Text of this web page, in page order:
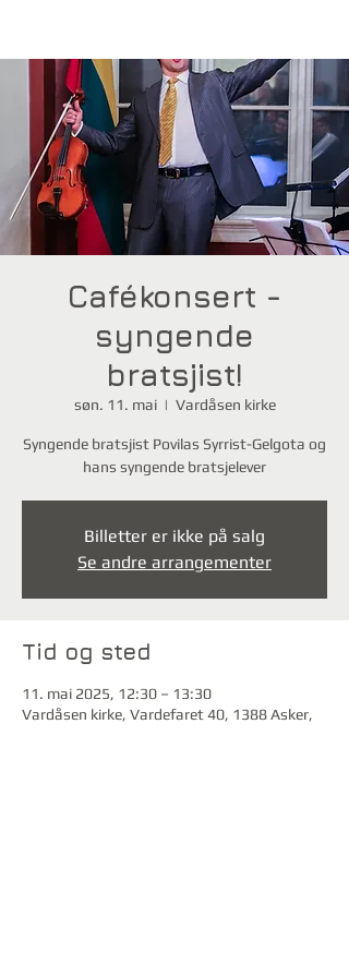
Cafékonsert -
syngende
bratsjist!
søn. 11. mai
  |
Vardåsen kirke
Syngende bratsjist Povilas Syrrist-Gelgota og
hans syngende bratsjelever
Billetter er ikke på salg
Se andre arrangementer
Tid og sted
11. mai 2025, 12:30 – 13:30
Vardåsen kirke, Vardefaret 40, 1388 Asker,